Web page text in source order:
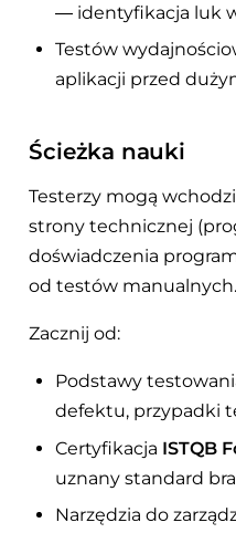
— identyfikacja luk
Testów
aplikacji przed
Ścieżka nauki
Testerzy mogą
strony technicznej
doświadczenia
od testów manualnych.
Zacznij od:
Podstawy
defektu, przypadki
Certyfikacja ISTQB
uznany standard
Narzędzia do